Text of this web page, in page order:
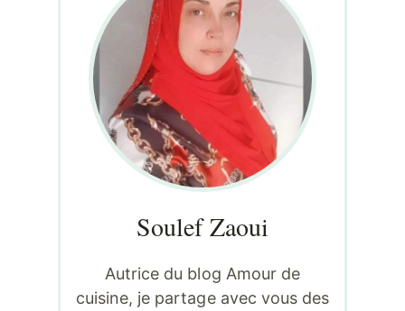
Soulef Zaoui
Autrice du blog Amour de
cuisine, je partage avec vous des